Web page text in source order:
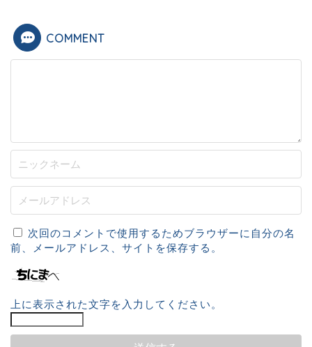
COMMENT
次回のコメントで使用するためブラウザーに自分の名
前、メールアドレス、サイトを保存する。
上に表示された文字を入力してください。